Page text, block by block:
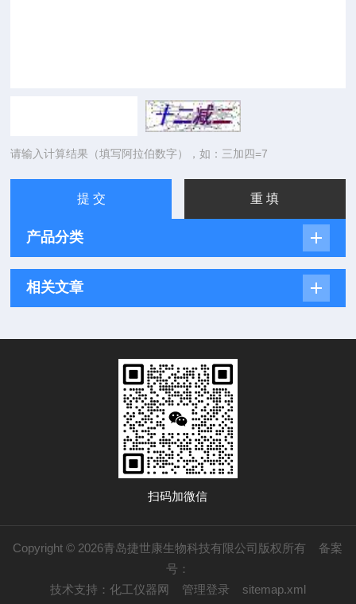
请输入计算结果（填写阿拉伯数字），如：三加四=7
产品分类
相关文章
扫码加微信
Copyright © 2026青岛捷世康生物科技有限公司版权所有 备案
号：
技术支持： 化工仪器网 管理登录 sitemap.xml